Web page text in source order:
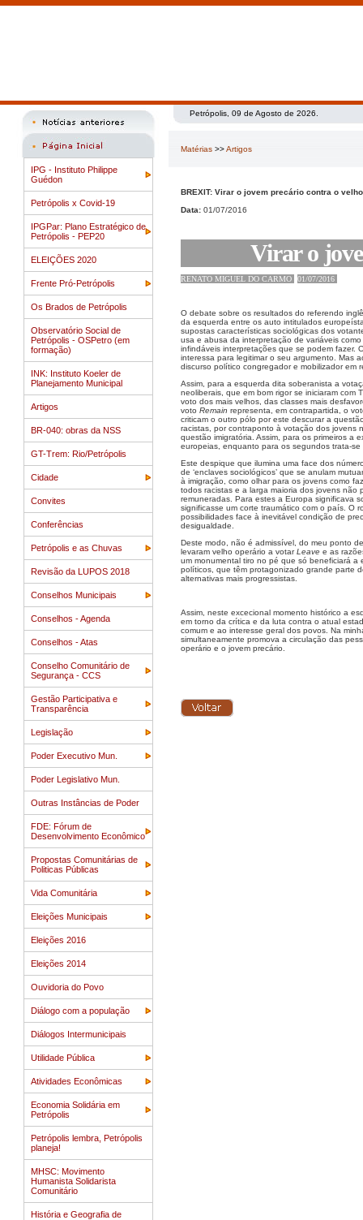
IPG - Instituto Philippe
Guédon
Petrópolis x Covid-19
IPGPar: Plano Estratégico de
Petrópolis - PEP20
ELEIÇÕES 2020
Frente Pró-Petrópolis
Os Brados de Petrópolis
Observatório Social de
Petrópolis - OSPetro (em
formação)
INK: Instituto Koeler de
Planejamento Municipal
Artigos
BR-040: obras da NSS
GT-Trem: Rio/Petrópolis
Cidade
Convites
Conferências
Petrópolis e as Chuvas
Revisão da LUPOS 2018
Conselhos Municipais
Conselhos - Agenda
Conselhos - Atas
Conselho Comunitário de
Segurança - CCS
Gestão Participativa e
Transparência
Legislação
Poder Executivo Mun.
Poder Legislativo Mun.
Outras Instâncias de Poder
FDE: Fórum de
Desenvolvimento Econômico
Propostas Comunitárias de
Politicas Públicas
Vida Comunitária
Eleições Municipais
Eleições 2016
Eleições 2014
Ouvidoria do Povo
Diálogo com a população
Diálogos Intermunicipais
Utilidade Pública
Atividades Econômicas
Economia Solidária em
Petrópolis
Petrópolis lembra, Petrópolis
planeja!
MHSC: Movimento
Humanista Solidarista
Comunitário
História e Geografia de
Petrópolis, 09 de Agosto de 2026.
Matérias >>Artigos
BREXIT: Virar o jovem precário contra o
Data: 01/07/2016
Virar o
RENATO MIGUEL DO CARMO 01/07/2016
O debate sobre os resultados do referendo
da esquerda entre os auto intitulados
supostas características sociológicas dos
usa e abusa da interpretação de variáveis
infindáveis interpretações que se podem
interessa para legitimar o seu argumento. Mas
discurso político congregador e mobilizador em
Assim, para a esquerda dita soberanista a
neoliberais, que em bom rigor se iniciaram
voto dos mais velhos, das classes mais
voto Remain representa, em contrapartida, o
criticam o outro pólo por este descurar a
racistas, por contraponto à votação dos jovens
questão imigratória. Assim, para os primeiros a
europeias, enquanto para os segundos trata-
Este despique que ilumina uma face dos
de ‘enclaves sociológicos’ que se anulam
à imigração, como olhar para os jovens como
todos racistas e a larga maioria dos jovens não
remuneradas. Para estes a Europa significava
significasse um corte traumático com o país. O
possibilidades face à inevitável condição de
desigualdade.
Deste modo, não é admissível, do meu ponto
levaram velho operário a votarLeave e as
um monumental tiro no pé que só beneficiará a
políticos, que têm protagonizado grande parte
alternativas mais progressistas.
Assim, neste excecional momento histórico a
em torno da crítica e da luta contra o atual
comum e ao interesse geral dos povos. Na
simultaneamente promova a circulação das
operário e o jovem precário.